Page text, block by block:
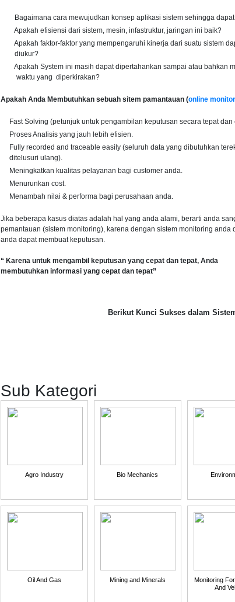
Bagaimana cara mewujudkan konsep aplikasi sistem sehingga
Apakah efisiensi dari sistem, mesin, infastruktur, jaringan ini baik?
Apakah faktor-faktor yang mempengaruhi kinerja dari suatu sistem
diukur?
Apakah System ini masih dapat dipertahankan sampai atau bahkan
waktu yang diperkirakan?
Apakah Anda Membutuhkan sebuah sitem pamantauan (online
Fast Solving (petunjuk untuk pengambilan keputusan secara tepat dan
Proses Analisis yang jauh lebih efisien.
Fully recorded and traceable easily (seluruh data yang dibutuhkan
ditelusuri ulang).
Meningkatkan kualitas pelayanan bagi customer anda.
Menurunkan cost.
Menambah nilai & performa bagi perusahaan anda.
Jika beberapa kasus diatas adalah hal yang anda alami, berarti anda
pemantauan (sistem monitoring), karena dengan sistem monitoring
anda dapat membuat keputusan.
“ Karena untuk mengambil keputusan yang cepat dan tepat, Anda
membutuhkan informasi yang cepat dan tepat”
Berikut Kunci Sukses dalam
Sub Kategori
Agro Industry Bio Mechanics
Oil And Gas Mining and Minerals
Monitoring
And